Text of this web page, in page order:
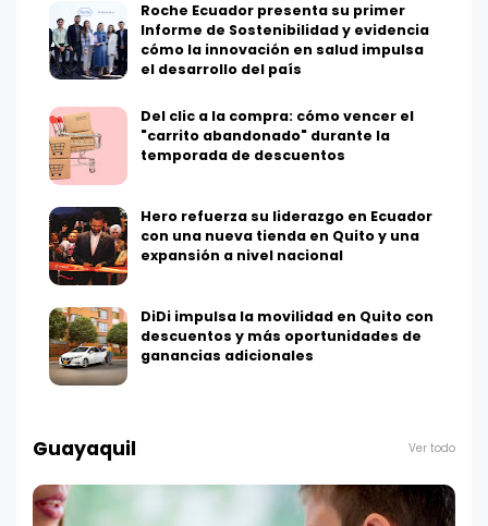
Roche Ecuador presenta su primer
Informe de Sostenibilidad y evidencia
cómo la innovación en salud impulsa
el desarrollo del país
Del clic a la compra: cómo vencer el
"carrito abandonado" durante la
temporada de descuentos
Hero refuerza su liderazgo en Ecuador
con una nueva tienda en Quito y una
expansión a nivel nacional
DiDi impulsa la movilidad en Quito con
descuentos y más oportunidades de
ganancias adicionales
Guayaquil Ver todo